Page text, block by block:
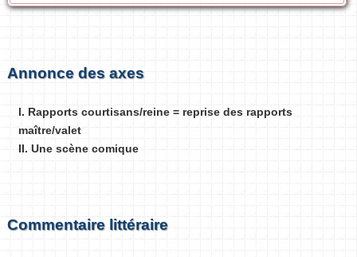
Annonce des axes
I. Rapports courtisans/reine = reprise des rapports
maître/valet
II. Une scène comique
Commentaire littéraire